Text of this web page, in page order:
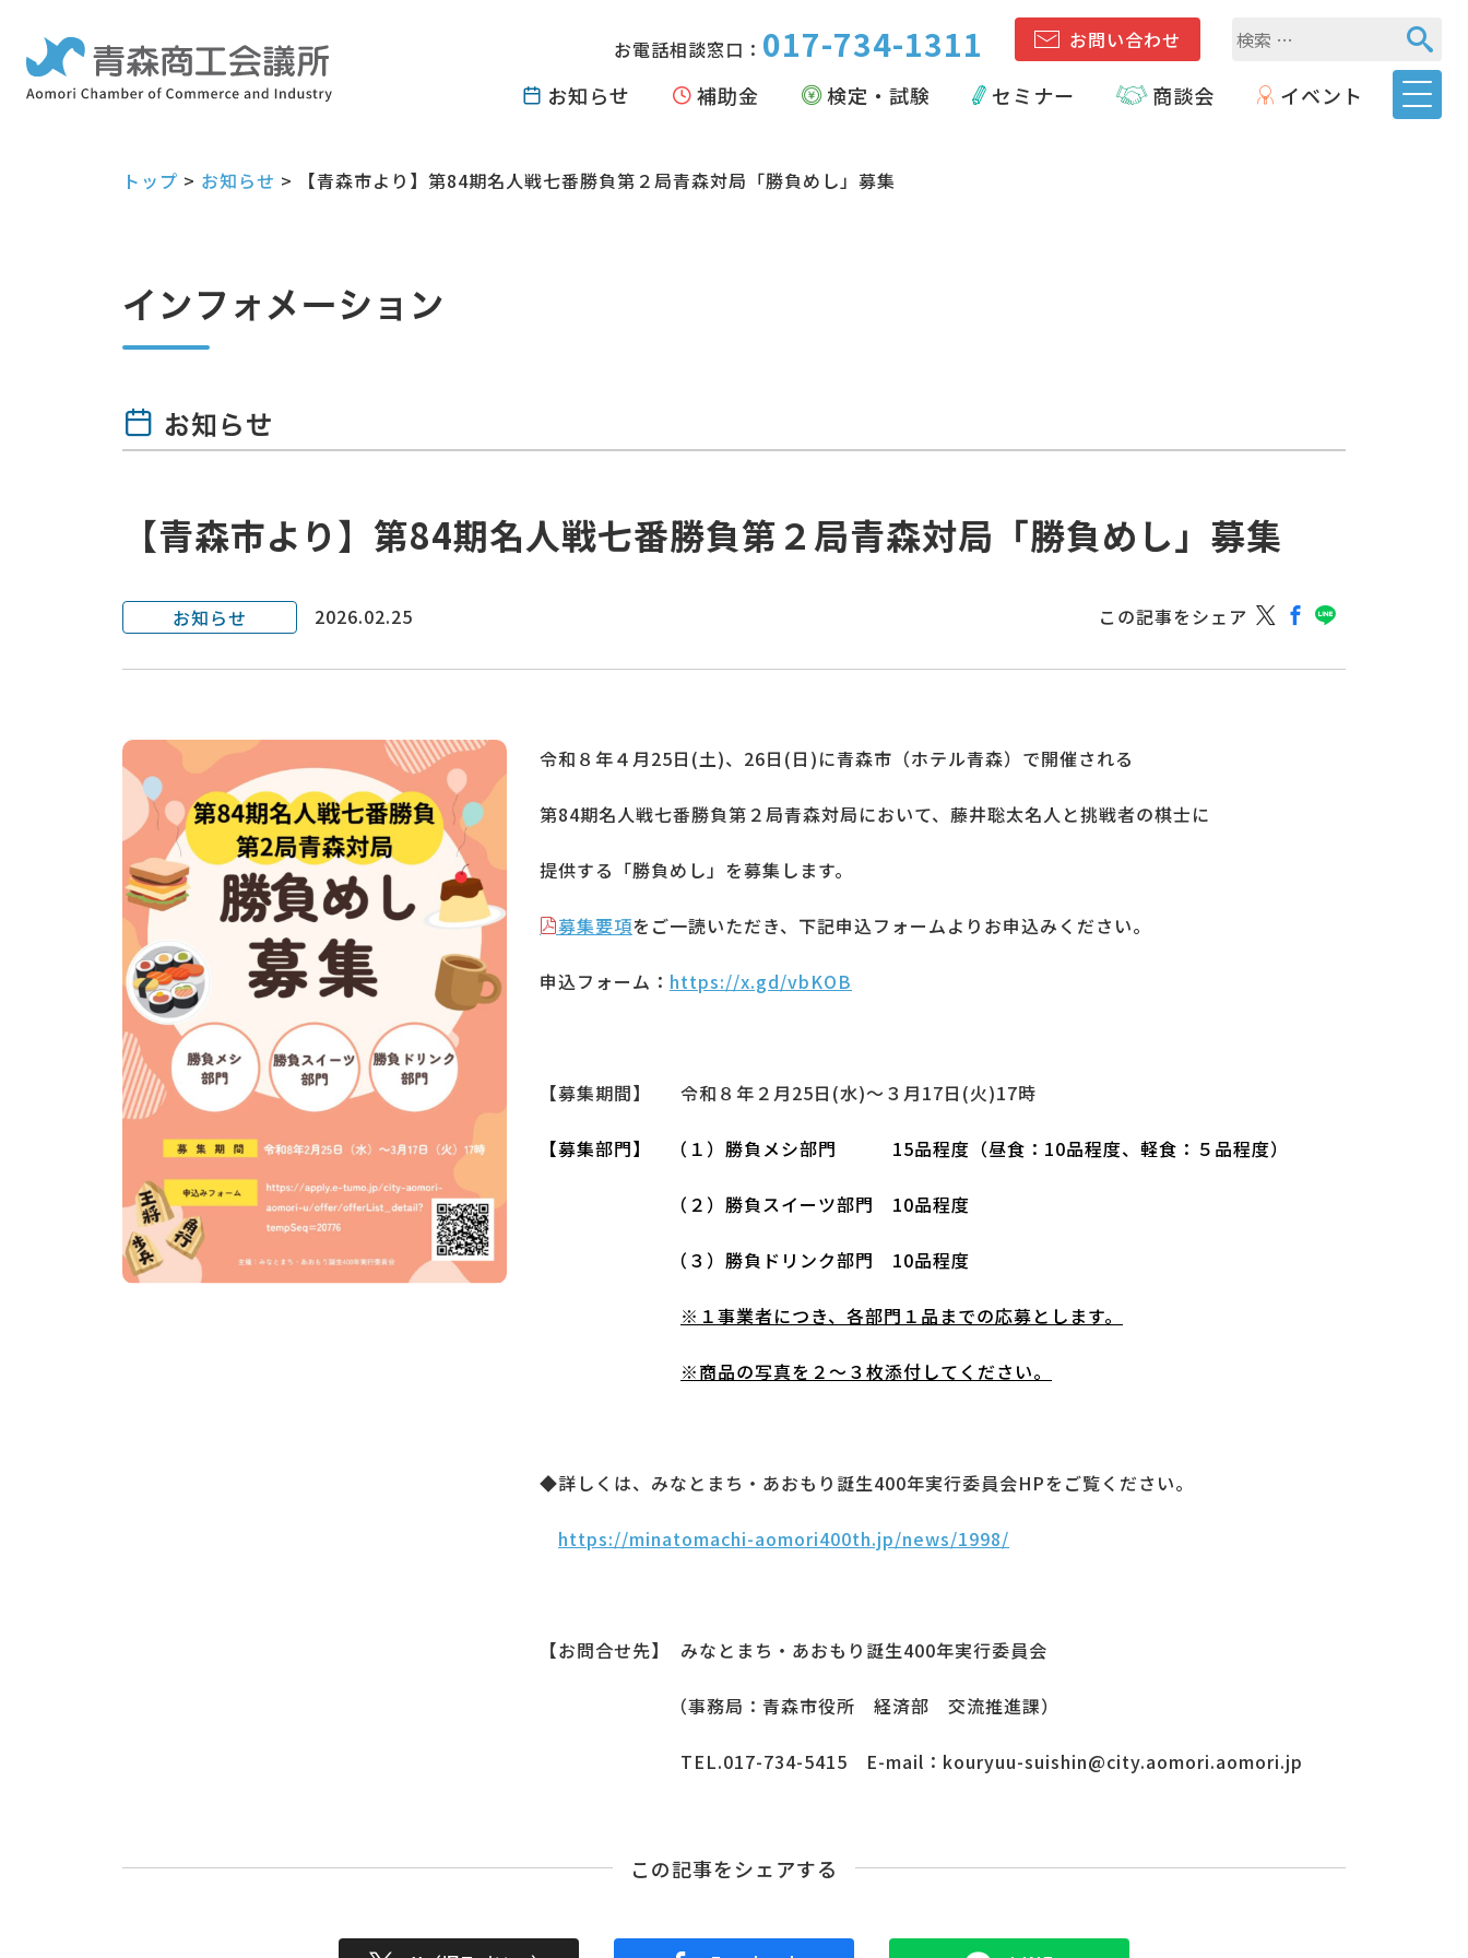
お電話相談窓口： 017-734-1311 お問い合わせ
お知らせ 補助金 検定・試験 セミナー 商談会 イベント
トップ > お知らせ > 【青森市より】第84期名人戦七番勝負第２局青森対局「勝負めし」募集
インフォメーション
お知らせ
【青森市より】第84期名人戦七番勝負第２局青森対局「勝負めし」募集
お知らせ 2026.02.25 この記事をシェア
令和８年４月25日(土)、26日(日)に青森市（ホテル青森）で開催される
第84期名人戦七番勝負第２局青森対局において、藤井聡太名人と挑戦者の棋士に
提供する「勝負めし」を募集します。
募集要項をご一読いただき、下記申込フォームよりお申込みください。
申込フォーム： https://x.gd/vbKOB
【募集期間】 令和８年２月25日(水)～３月17日(火)17時
【募集部門】 （１）勝負メシ部門 15品程度（昼食：10品程度、軽食：５品程度）
（２）勝負スイーツ部門 10品程度
（３）勝負ドリンク部門 10品程度
※１事業者につき、各部門１品までの応募とします。
※商品の写真を２～３枚添付してください。
◆詳しくは、みなとまち・あおもり誕生400年実行委員会HPをご覧ください。
https://minatomachi-aomori400th.jp/news/1998/
【お問合せ先】 みなとまち・あおもり誕生400年実行委員会
（事務局：青森市役所 経済部 交流推進課）
TEL.017-734-5415 E-mail：kouryuu-suishin@city.aomori.aomori.jp
この記事をシェアする